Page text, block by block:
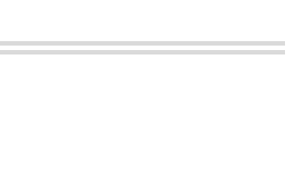
সঙ্গে প্রতিরক্ষা চুক্তি সৌদি আরবকে কতটা ন...
কেলেঙ্কারি : পাকিস্তানির অপরাধে অস্বস্তি...